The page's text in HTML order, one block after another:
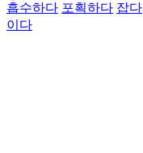
흡수하다 포획하다 잡다
이다